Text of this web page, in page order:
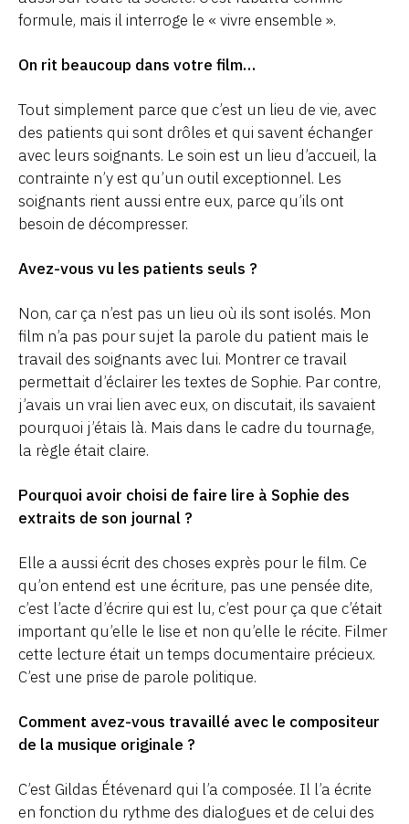
formule, mais il interroge le « vivre ensemble ».
On rit beaucoup dans votre film…
Tout simplement parce que c’est un lieu de vie, avec
des patients qui sont drôles et qui savent échanger
avec leurs soignants. Le soin est un lieu d’accueil, la
contrainte n’y est qu’un outil exceptionnel. Les
soignants rient aussi entre eux, parce qu’ils ont
besoin de décompresser.
Avez-vous vu les patients seuls ?
Non, car ça n’est pas un lieu où ils sont isolés. Mon
film n’a pas pour sujet la parole du patient mais le
travail des soignants avec lui. Montrer ce travail
permettait d’éclairer les textes de Sophie. Par contre,
j’avais un vrai lien avec eux, on discutait, ils savaient
pourquoi j’étais là. Mais dans le cadre du tournage,
la règle était claire.
Pourquoi avoir choisi de faire lire à Sophie des
extraits de son journal ?
Elle a aussi écrit des choses exprès pour le film. Ce
qu’on entend est une écriture, pas une pensée dite,
c’est l’acte d’écrire qui est lu, c’est pour ça que c’était
important qu’elle le lise et non qu’elle le récite. Filmer
cette lecture était un temps documentaire précieux.
C’est une prise de parole politique.
Comment avez-vous travaillé avec le compositeur
de la musique originale ?
C’est Gildas Étévenard qui l’a composée. Il l’a écrite
en fonction du rythme des dialogues et de celui des